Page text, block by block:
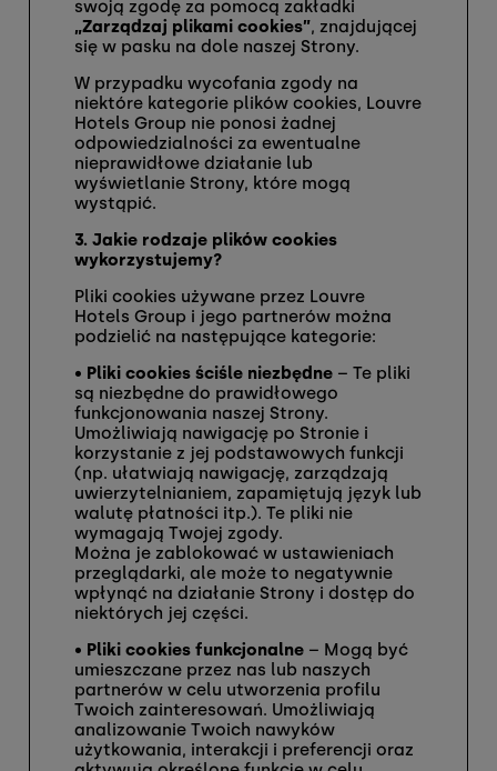
swoją zgodę za pomocą zakładki
„Zarządzaj plikami cookies”, znajdującej
się w pasku na dole naszej Strony.
W przypadku wycofania zgody na
niektóre kategorie plików cookies, Louvre
Hotels Group nie ponosi żadnej
odpowiedzialności za ewentualne
nieprawidłowe działanie lub
wyświetlanie Strony, które mogą
wystąpić.
3. Jakie rodzaje plików cookies
wykorzystujemy?
Pliki cookies używane przez Louvre
Hotels Group i jego partnerów można
podzielić na następujące kategorie:
• Pliki cookies ściśle niezbędne – Te pliki
są niezbędne do prawidłowego
funkcjonowania naszej Strony.
Umożliwiają nawigację po Stronie i
korzystanie z jej podstawowych funkcji
(np. ułatwiają nawigację, zarządzają
uwierzytelnianiem, zapamiętują język lub
walutę płatności itp.). Te pliki nie
wymagają Twojej zgody.
Można je zablokować w ustawieniach
przeglądarki, ale może to negatywnie
wpłynąć na działanie Strony i dostęp do
niektórych jej części.
• Pliki cookies funkcjonalne – Mogą być
umieszczane przez nas lub naszych
partnerów w celu utworzenia profilu
Twoich zainteresowań. Umożliwiają
analizowanie Twoich nawyków
użytkowania, interakcji i preferencji oraz